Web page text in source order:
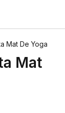
Mat De Yoga
Mat